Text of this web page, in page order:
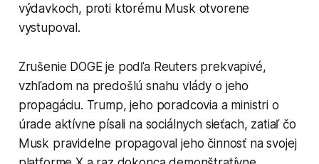
výdavkoch, proti ktorému Musk otvorene
vystupoval.
Zrušenie DOGE je podľa Reuters prekvapivé,
vzhľadom na predošlú snahu vlády o jeho
propagáciu. Trump, jeho poradcovia a ministri o
úrade aktívne písali na sociálnych sieťach, zatiaľ čo
Musk pravidelne propagoval jeho činnosť na svojej